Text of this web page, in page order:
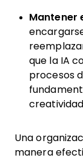
Mantener
que la IA
procesos
Una
manera